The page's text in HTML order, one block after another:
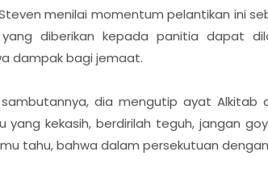
menilai momentum pelantikan ini
diberikan kepada panitia dapat
dampak bagi jemaat.
dia mengutip ayat Alkitab
yang kekasih, berdirilah teguh, jangan
tahu, bahwa dalam persekutuan